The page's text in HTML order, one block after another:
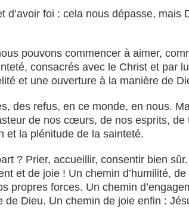
d’avoir foi : cela nous dépasse,
pouvons commencer à aimer,
consacrés avec le Christ et par
et une ouverture à la manière de
des refus, en ce monde, en nous.
de nos cœurs, de nos esprits,
et la plénitude de la sainteté.
? Prier, accueillir, consentir bien
et de joie ! Un chemin d’humilité,
propres forces. Un chemin
de Dieu. Un chemin de joie enfin :